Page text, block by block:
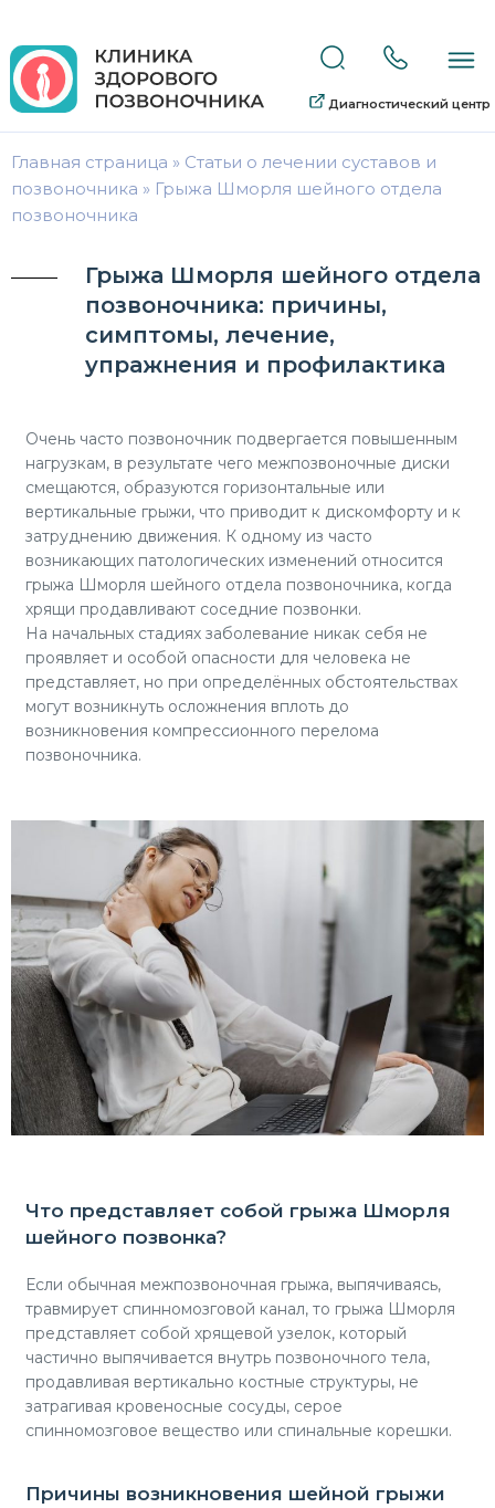
Диагностический центр
Главная страница » Статьи о лечении суставов и
позвоночника » Грыжа Шморля шейного отдела
позвоночника
Грыжа Шморля шейного отдела
позвоночника: причины,
симптомы, лечение,
упражнения и профилактика
Очень часто позвоночник подвергается повышенным
нагрузкам, в результате чего межпозвоночные диски
смещаются, образуются горизонтальные или
вертикальные грыжи, что приводит к дискомфорту и к
затруднению движения. К одному из часто
возникающих патологических изменений относится
грыжа Шморля шейного отдела позвоночника, когда
хрящи продавливают соседние позвонки.
На начальных стадиях заболевание никак себя не
проявляет и особой опасности для человека не
представляет, но при определённых обстоятельствах
могут возникнуть осложнения вплоть до
возникновения компрессионного перелома
позвоночника.
Что представляет собой грыжа Шморля
шейного позвонка?
Если обычная межпозвоночная грыжа, выпячиваясь,
травмирует спинномозговой канал, то грыжа Шморля
представляет собой хрящевой узелок, который
частично выпячивается внутрь позвоночного тела,
продавливая вертикально костные структуры, не
затрагивая кровеносные сосуды, серое
спинномозговое вещество или спинальные корешки.
Причины возникновения шейной грыжи